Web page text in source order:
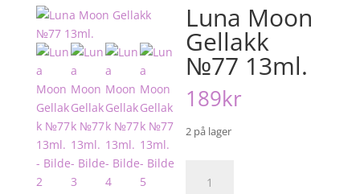
Luna Moon
Gellakk
№77 13ml.
189kr
2 på lager
Moon